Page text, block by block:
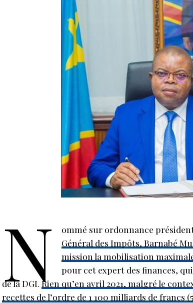
N ommé sur ordonnance
Général des Impôts, Barnabé
mission la mobilisation
pour cet expert des finances,
de la DGI. Rien qu’en avril 2021, malgré le
recettes de l’ordre de 1 100 milliards de francs